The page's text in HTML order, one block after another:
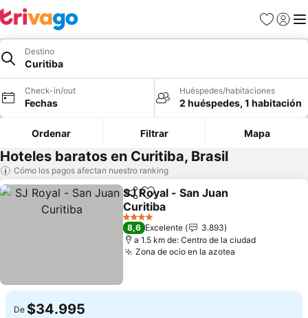
Favoritos
Iniciar
Destino
Curitiba
Check-in/out
Fechas
Huéspedes/habitaciones
2 huéspedes, 1 habitación
Ordenar Filtrar Mapa
Hoteles baratos en Curitiba, Brasil
Cómo los pagos afectan nuestro ranking
CompartirAgregar a favoritos
SJ Royal - San Juan
Curitiba
4 Estrellas
8,6 Excelente
3.893
a 1.5 km de: Centro de la ciudad
Zona de ocio en la azotea
De $34.995